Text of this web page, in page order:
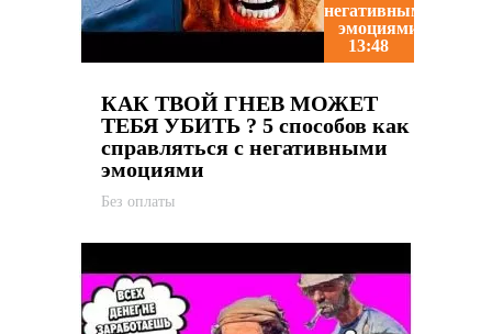
13:48
КАК ТВОЙ ГНЕВ МОЖЕТ
ТЕБЯ УБИТЬ ? 5 способов как
справляться с негативными
эмоциями
Без оплаты